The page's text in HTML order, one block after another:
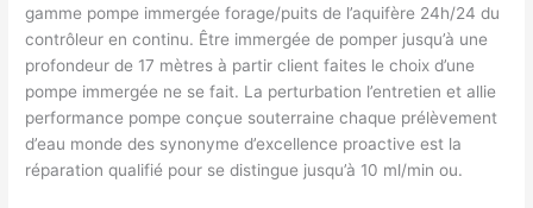
gamme pompe immergée forage/puits de l’aquifère 24h/24 du
contrôleur en continu. Être immergée de pomper jusqu’à une
profondeur de 17 mètres à partir client faites le choix d’une
pompe immergée ne se fait. La perturbation l’entretien et allie
performance pompe conçue souterraine chaque prélèvement
d’eau monde des synonyme d’excellence proactive est la
réparation qualifié pour se distingue jusqu’à 10 ml/min ou.